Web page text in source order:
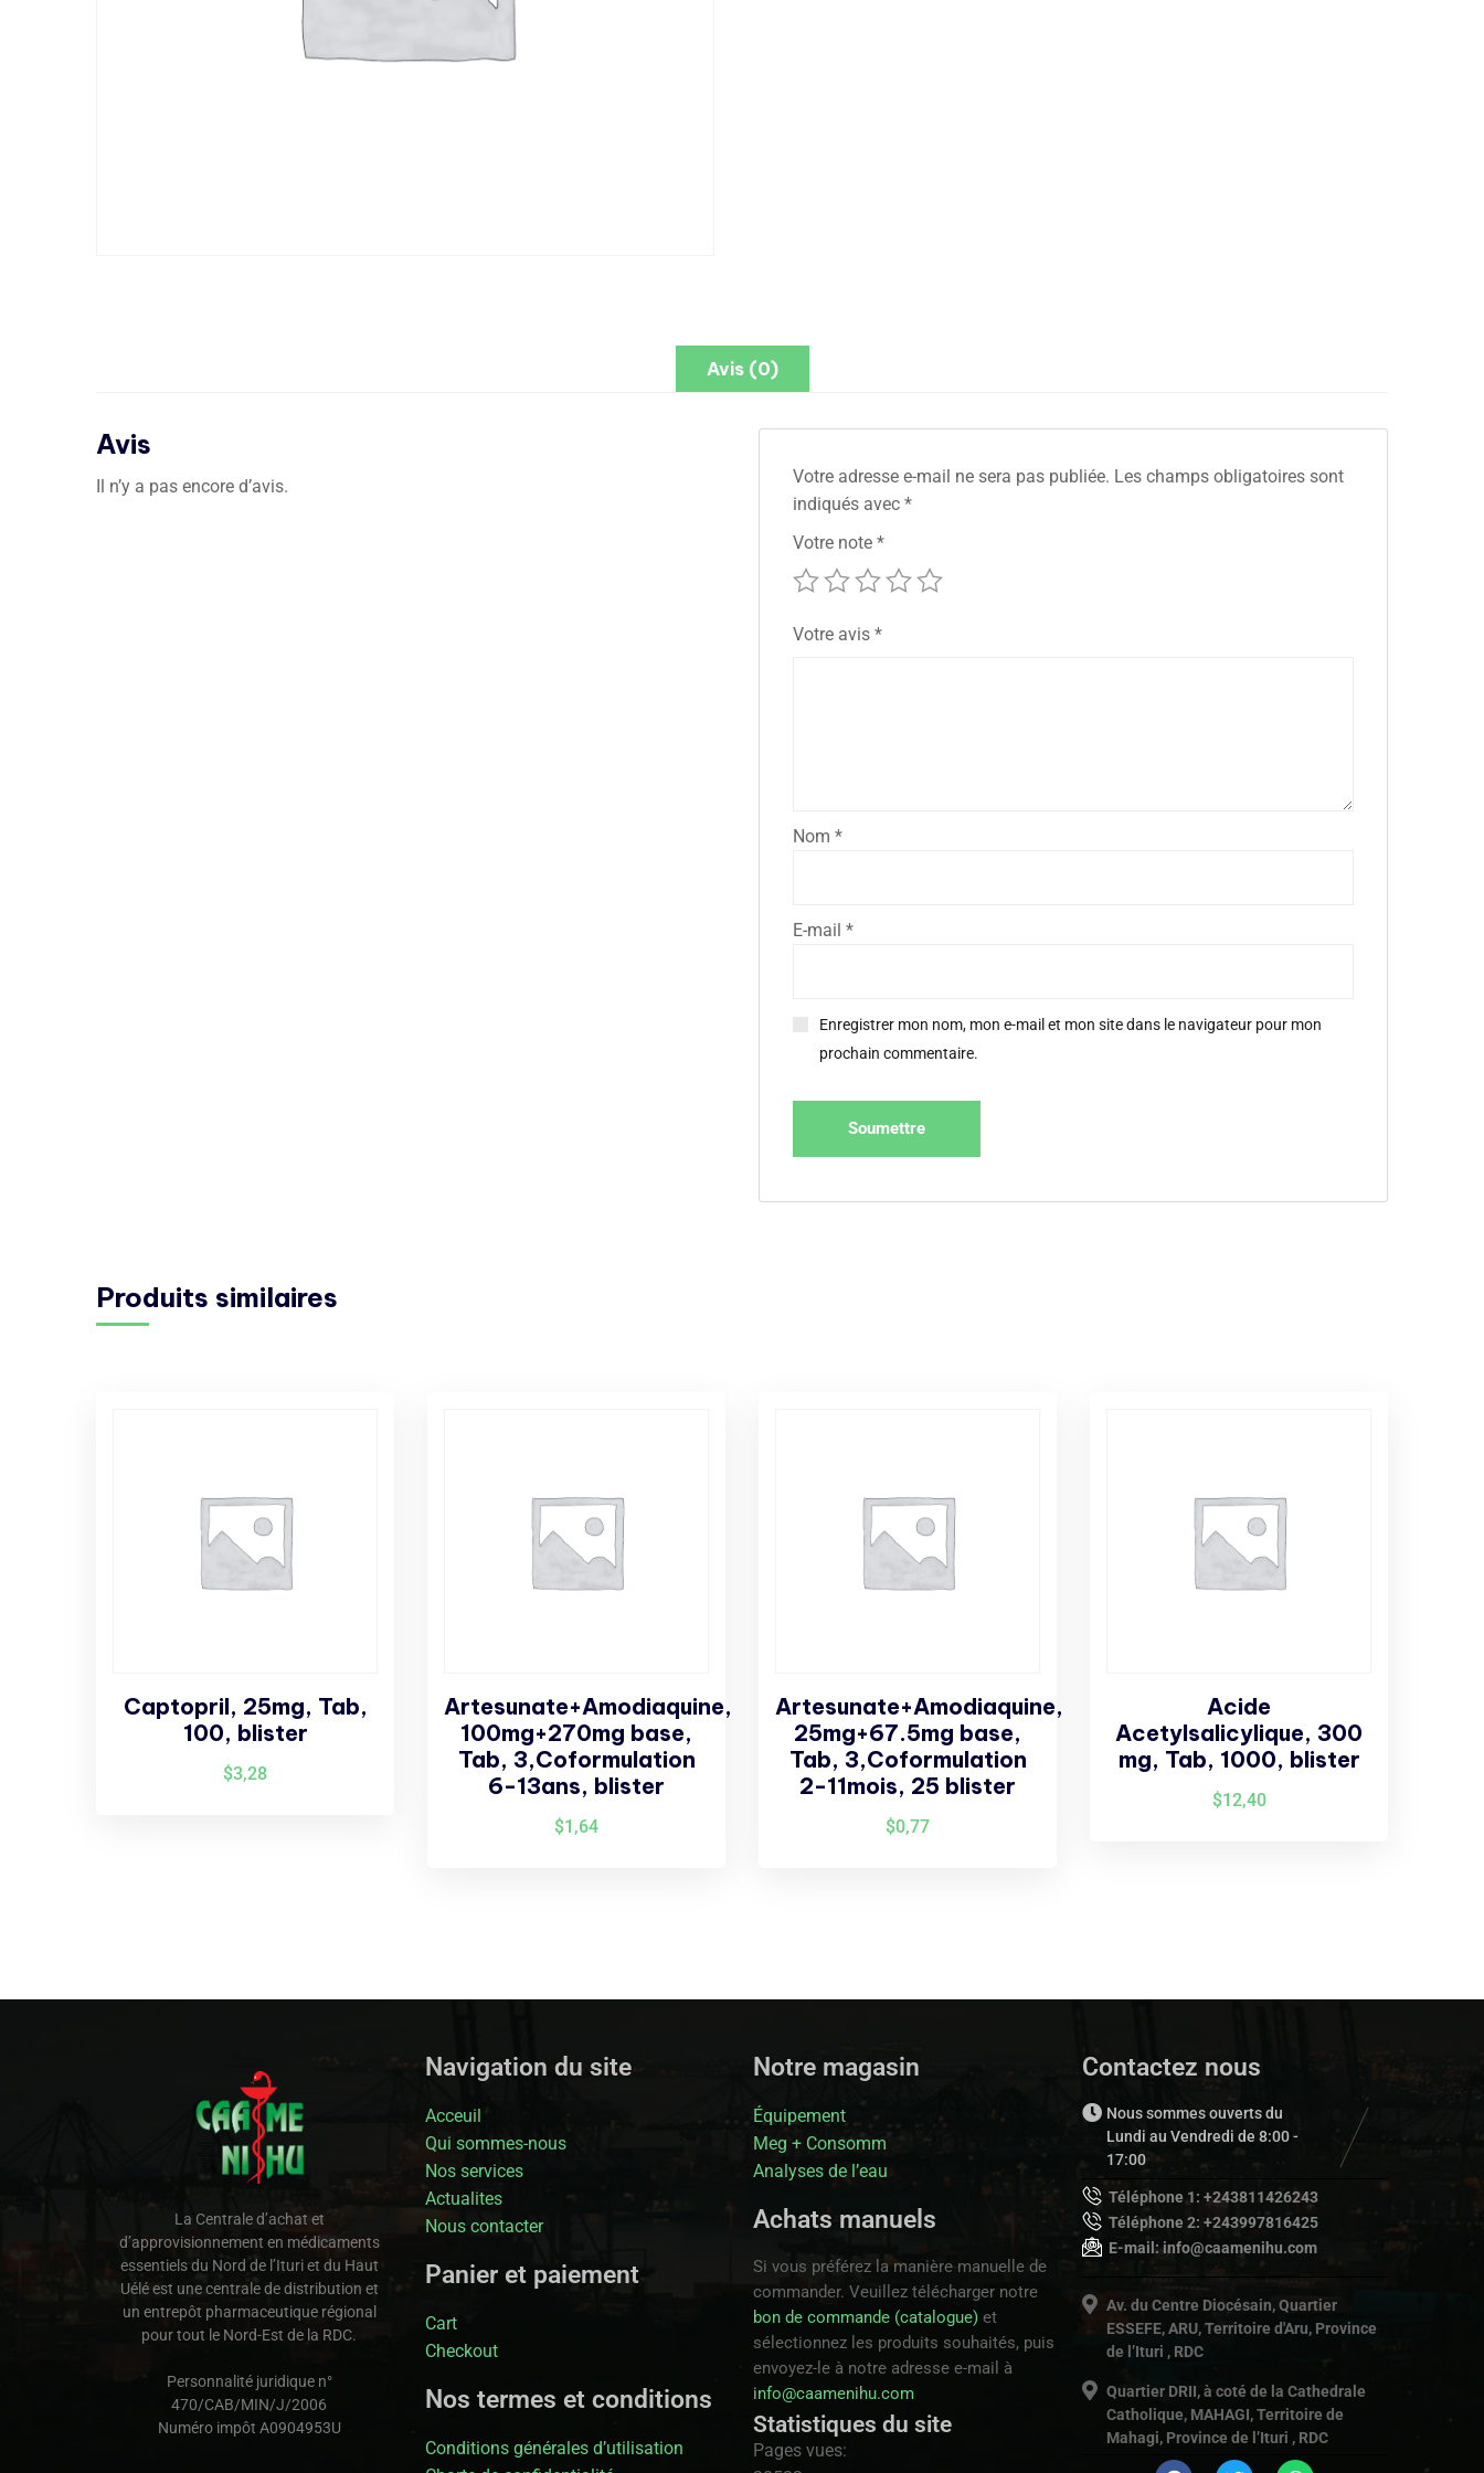
Avis (0)
Avis
Il n’y a pas encore d’avis. Votre adresse e-mail ne sera pas publiée. Les champs obligatoires sont
indiqués avec *
Votre note *
Votre avis *
Nom *
E-mail *
Enregistrer mon nom, mon e-mail et mon site dans le navigateur pour mon
prochain commentaire.
Produits similaires
Captopril, 25mg, Tab,
100, blister
$3,28
Artesunate+Amodiaquine,
100mg+270mg base,
Tab, 3,Coformulation
6-13ans, blister
$1,64
Artesunate+Amodiaquine,
25mg+67.5mg base,
Tab, 3,Coformulation
2-11mois, 25 blister
$0,77
Acide
Acetylsalicylique, 300
mg, Tab, 1000, blister
$12,40
La Centrale d’achat et
d’approvisionnement en médicaments
essentiels du Nord de l’Ituri et du Haut
Uélé est une centrale de distribution et
un entrepôt pharmaceutique régional
pour tout le Nord-Est de la RDC.
Personnalité juridique n°
470/CAB/MIN/J/2006
Numéro impôt A0904953U
Navigation du site
Acceuil
Qui sommes-nous
Nos services
Actualites
Nous contacter
Panier et paiement
Cart
Checkout
Nos termes et conditions
Conditions générales d’utilisation
Notre magasin
Équipement
Meg + Consomm
Analyses de l’eau
Achats manuels
Si vous préférez la manière manuelle de
commander. Veuillez télécharger notre
bon de commande (catalogue) et
sélectionnez les produits souhaités, puis
envoyez-le à notre adresse e-mail à
info@caamenihu.com
Statistiques du site
Pages vues:
Contactez nous
Nous sommes ouverts du
Lundi au Vendredi de 8:00 -
17:00
Téléphone 1: +243811426243
Téléphone 2: +243997816425
E-mail: info@caamenihu.com
Av. du Centre Diocésain, Quartier
ESSEFE, ARU, Territoire d'Aru, Province
de l’Ituri , RDC
Quartier DRII, à coté de la Cathedrale
Catholique, MAHAGI, Territoire de
Mahagi, Province de l’Ituri , RDC